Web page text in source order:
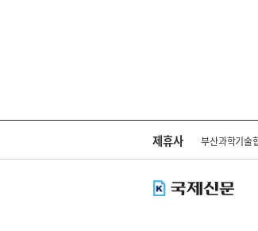
제휴사 부산과학기술